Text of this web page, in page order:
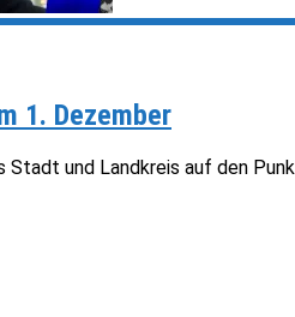
1. Dezember
und Landkreis auf den